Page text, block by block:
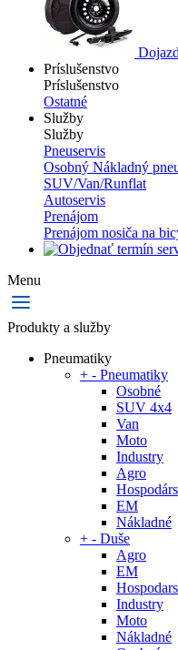
Príslušenstvo
Príslušenstvo
Ostatné
Služby
Služby
Pneuservis
Osobný Nákladný
SUV/Van/Runflat
Autoservis
Prenájom
Prenájom nosiča na
Menu
Produkty a služby
Pneumatiky
+ - Pneumatiky
Osobné
SUV 4x4
Van
Moto
Industry
Agro
EM
Nákladné
+ - Duše
Agro
EM
Industry
Moto
Nákladné